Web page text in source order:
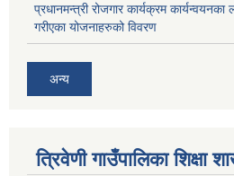
प्रधानमन्त्री रोजगार कार्यक्रम कार्यन्वयनका
गरीएका योजनाहरुको विवरण
अन्य
त्रिवेणी गाउँपालिका शिक्षा